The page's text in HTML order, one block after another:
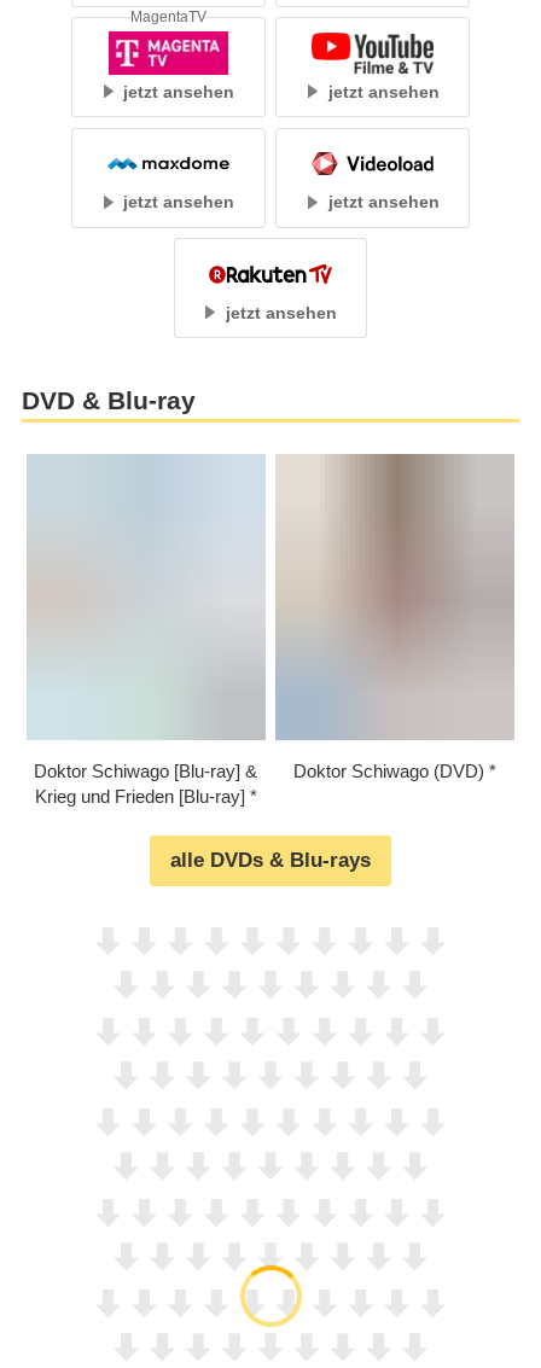
jetzt ansehen
MagentaTV
jetzt ansehen
jetzt ansehen jetzt ansehen
jetzt ansehen
DVD & Blu-ray
Doktor Schiwago [Blu-ray] &
Krieg und Frieden [Blu-ray]
Doktor Schiwago (DVD)
alle DVDs & Blu-rays